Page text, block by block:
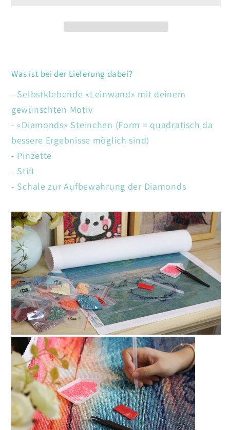
Was ist bei der Lieferung dabei?
- Selbstklebende «Leinwand» mit deinem
gewünschten Motiv
- «Diamonds» Steinchen (Form = quadratisch da
bessere Ergebnisse möglich sind)
- Pinzette
- Stift
- Schale zur Aufbewahrung der Diamonds